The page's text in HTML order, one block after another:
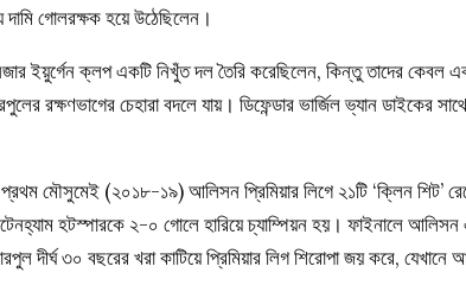
দামি গোলরক্ষক হয়ে উঠেছিলেন।
ইয়ুর্গেন ক্লপ একটি নিখুঁত দল তৈরি করেছিলেন, কিন্তু তাদের
রক্ষণভাগের চেহারা বদলে যায়। ডিফেন্ডার ভার্জিল ভ্যান
মৌসুমেই (২০১৮-১৯) আলিসন প্রিমিয়ার লিগে ২১টি ‘ক্লিন শিট’
হটস্পারকে ২-০ গোলে হারিয়ে চ্যাম্পিয়ন হয়। ফাইনালে
দীর্ঘ ৩০ বছরের খরা কাটিয়ে প্রিমিয়ার লিগ শিরোপা জয় করে, যেখানে